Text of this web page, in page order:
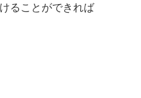
ることができれば